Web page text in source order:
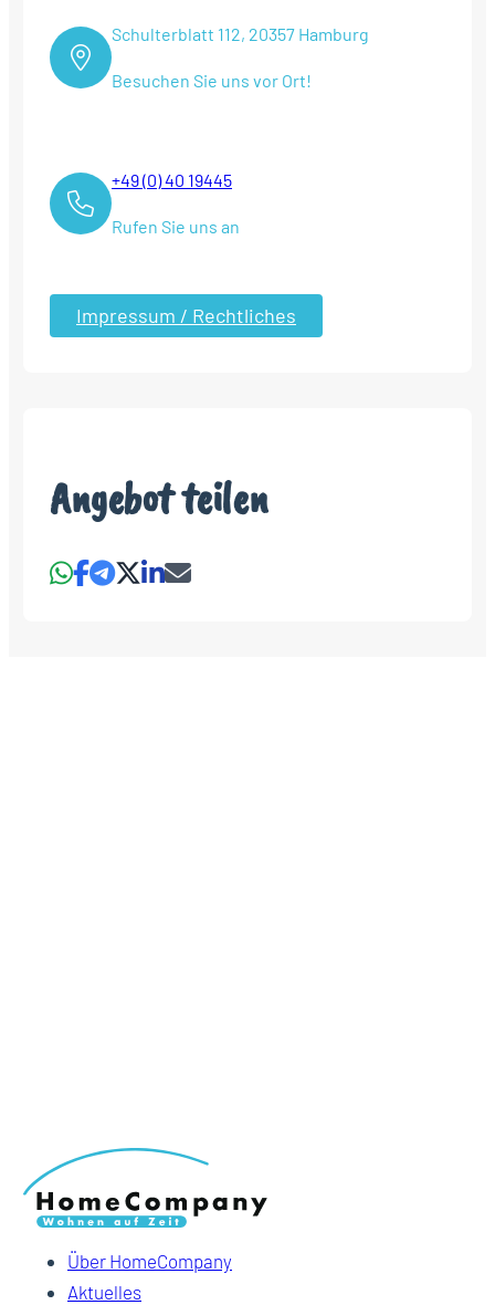
Schulterblatt 112, 20357 Hamburg
Besuchen Sie uns vor Ort!
+49 (0) 40 19445
Rufen Sie uns an
Impressum / Rechtliches
Angebot teilen
Über HomeCompany
Aktuelles